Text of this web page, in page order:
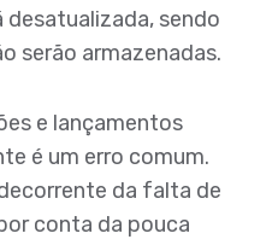
desatualizada, sendo
serão armazenadas.
e lançamentos
é um erro comum.
da falta de
conta da pouca